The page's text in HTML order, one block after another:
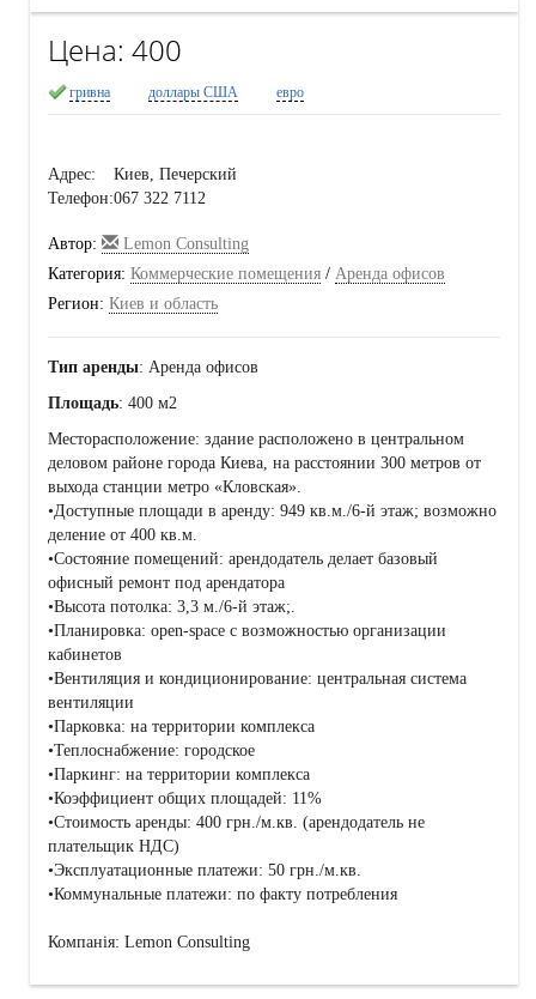
Цена: 400
гривна доллары США евро
Адрес:
Киев, Печерский
Телефон:067 322 7112
Автор:
Lemon Consulting
Категория: Коммерческие помещения / Аренда офисов
Регион: Киев и область
Тип аренды: Аренда офисов
Площадь: 400 м2
Месторасположение: здание расположено в центральном
деловом районе города Киева, на расстоянии 300 метров от
выхода станции метро «Кловская».
•Доступные площади в аренду: 949 кв.м./6-й этаж; возможно
деление от 400 кв.м.
•Состояние помещений: арендодатель делает базовый
офисный ремонт под арендатора
•Высота потолка: 3,3 м./6-й этаж;.
•Планировка: open-space с возможностью организации
кабинетов
•Вентиляция и кондиционирование: центральная система
вентиляции
•Парковка: на территории комплекса
•Теплоснабжение: городское
•Паркинг: на территории комплекса
•Коэффициент общих площадей: 11%
•Стоимость аренды: 400 грн./м.кв. (арендодатель не
плательщик НДС)
•Эксплуатационные платежи: 50 грн./м.кв.
•Коммунальные платежи: по факту потребления
Компанія: Lemon Consulting